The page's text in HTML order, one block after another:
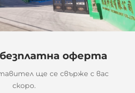
оферта
ще се свърже с вас
скоро.